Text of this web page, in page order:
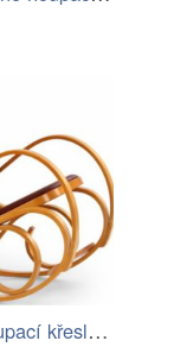
HALMAR Houpací křeslo Maxov olše